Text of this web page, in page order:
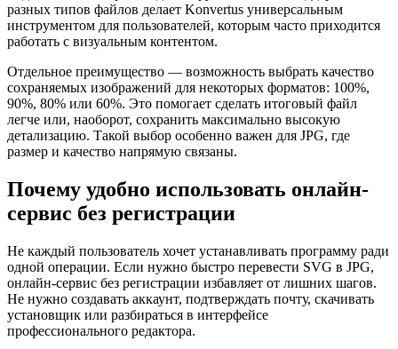
разных типов файлов делает Konvertus универсальным
инструментом для пользователей, которым часто приходится
работать с визуальным контентом.
Отдельное преимущество — возможность выбрать качество
сохраняемых изображений для некоторых форматов: 100%,
90%, 80% или 60%. Это помогает сделать итоговый файл
легче или, наоборот, сохранить максимально высокую
детализацию. Такой выбор особенно важен для JPG, где
размер и качество напрямую связаны.
Почему удобно использовать онлайн-
сервис без регистрации
Не каждый пользователь хочет устанавливать программу ради
одной операции. Если нужно быстро перевести SVG в JPG,
онлайн-сервис без регистрации избавляет от лишних шагов.
Не нужно создавать аккаунт, подтверждать почту, скачивать
установщик или разбираться в интерфейсе
профессионального редактора.